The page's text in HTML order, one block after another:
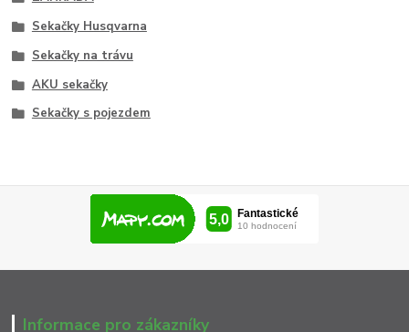
Sekačky Husqvarna
Sekačky na trávu
AKU sekačky
Sekačky s pojezdem
Informace pro zákazníky